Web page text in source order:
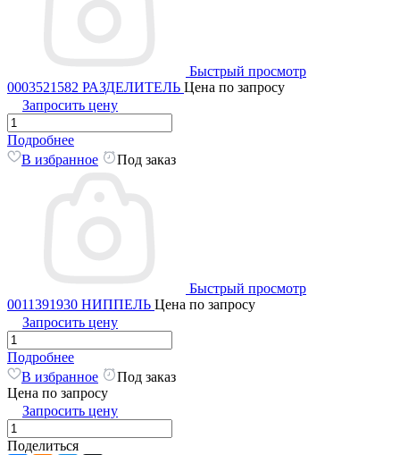
Быстрый просмотр
0003521582 РАЗДЕЛИТЕЛЬ Цена по запросу
Запросить цену
Подробнее
В избранное
Под заказ
Быстрый просмотр
0011391930 НИППЕЛЬ Цена по запросу
Запросить цену
Подробнее
В избранное
Под заказ
Цена по запросу
Запросить цену
Поделиться